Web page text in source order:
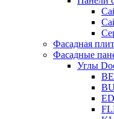
Фасадная
Фасадные
Углы